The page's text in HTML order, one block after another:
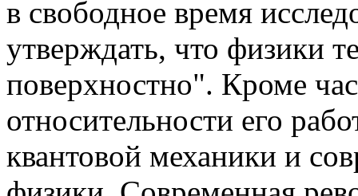
в свободное время
утверждать, что физики
поверхностно". Кроме
относительности его
квантовой механики и